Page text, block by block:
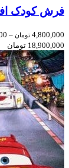
فرش کودک
4,800,000 تومان –
18,900,000 تومان